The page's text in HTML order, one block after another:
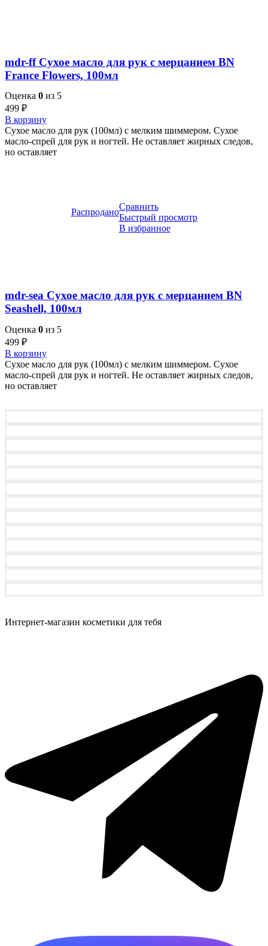
mdr-ff Сухое масло для рук с мерцанием BN
France Flowers, 100мл
Оценка 0 из 5
499 ₽
В корзину
Сухое масло для рук (100мл) с мелким шиммером. Сухое
масло-спрей для рук и ногтей. Не оставляет жирных следов,
но оставляет
Распродано
Сравнить
Быстрый просмотр
В избранное
mdr-sea Сухое масло для рук с мерцанием BN
Seashell, 100мл
Оценка 0 из 5
499 ₽
В корзину
Сухое масло для рук (100мл) с мелким шиммером. Сухое
масло-спрей для рук и ногтей. Не оставляет жирных следов,
но оставляет
Интернет-магазин косметики для тебя